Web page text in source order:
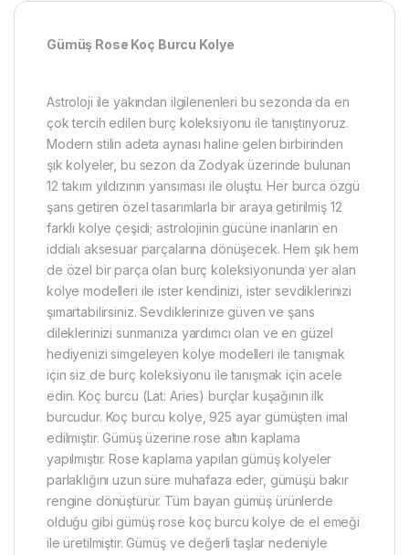
Gümüş Rose Koç Burcu Kolye
Astroloji ile yakından ilgilenenleri bu sezonda da en
çok tercih edilen burç koleksiyonu ile tanıştırıyoruz.
Modern stilin adeta aynası haline gelen birbirinden
şık kolyeler, bu sezon da Zodyak üzerinde bulunan
12 takım yıldızının yansıması ile oluştu. Her burca özgü
şans getiren özel tasarımlarla bir araya getirilmiş 12
farklı kolye çeşidi; astrolojinin gücüne inanların en
iddialı aksesuar parçalarına dönüşecek. Hem şık hem
de özel bir parça olan burç koleksiyonunda yer alan
kolye modelleri ile ister kendinizi, ister sevdiklerinizi
şımartabilirsiniz. Sevdiklerinize güven ve şans
dileklerinizi sunmanıza yardımcı olan ve en güzel
hediyenizi simgeleyen kolye modelleri ile tanışmak
için siz de burç koleksiyonu ile tanışmak için acele
edin. Koç burcu (Lat: Aries) burçlar kuşağının ilk
burcudur. Koç burcu kolye, 925 ayar gümüşten imal
edilmiştir. Gümüş üzerine rose altın kaplama
yapılmıştır. Rose kaplama yapılan gümüş kolyeler
parlaklığını uzun süre muhafaza eder, gümüşü bakır
rengine dönüştürür. Tüm bayan gümüş ürünlerde
olduğu gibi gümüş rose koç burcu kolye de el emeği
ile üretilmiştir. Gümüş ve değerli taşlar nedeniyle